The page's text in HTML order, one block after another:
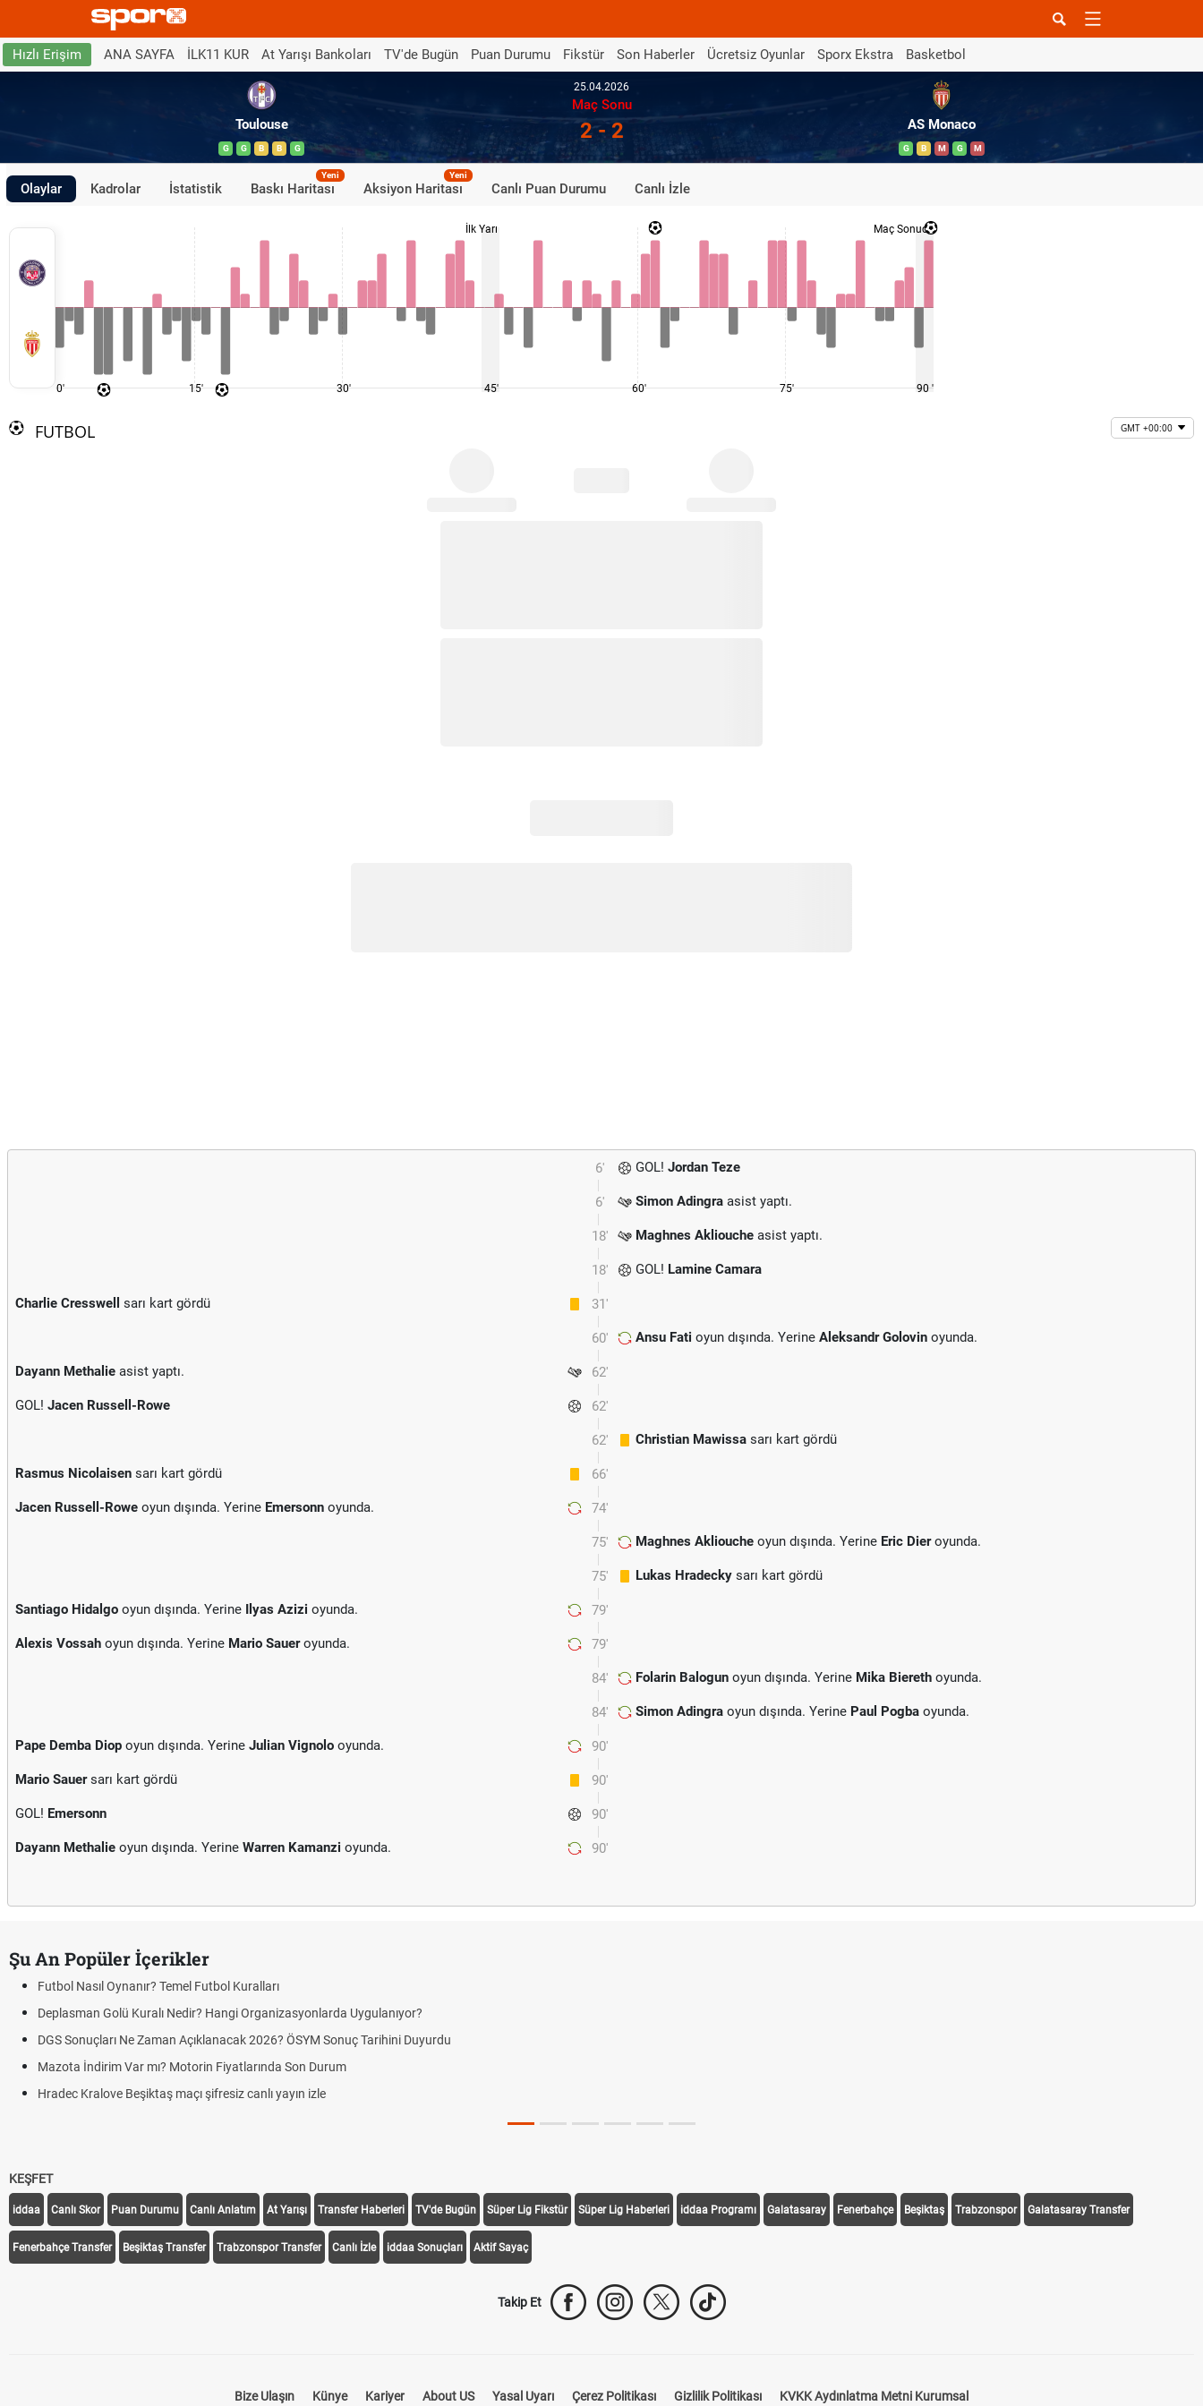
Hızlı Erişim ANA SAYFA İLK11 KUR At Yarışı Bankoları TV'de Bugün Puan Durumu Fikstür Son Haberler Ücretsiz Oyunlar Sporx Ekstra Basketbol
Toulouse
G G B B G
25.04.2026
Maç Sonu
2 - 2 AS Monaco
G B M G M
Olaylar Kadrolar İstatistik Baskı Haritası
Yeni
Aksiyon Haritası
Yeni
Canlı Puan Durumu Canlı İzle
0' 15' 30'
İlk Yarı
45' 60' 75'
Maç Sonucu
90 '
FUTBOL GMT +00:00
6' GOL! Jordan Teze
6' Simon Adingra asist yaptı.
18' Maghnes Akliouche asist yaptı.
18' GOL! Lamine Camara
31'
Charlie Cresswell sarı kart gördü
60' Ansu Fati oyun dışında. Yerine Aleksandr Golovin oyunda.
62'
Dayann Methalie asist yaptı.
62'
GOL! Jacen Russell-Rowe
62' Christian Mawissa sarı kart gördü
66'
Rasmus Nicolaisen sarı kart gördü
74'
Jacen Russell-Rowe oyun dışında. Yerine Emersonn oyunda.
75' Maghnes Akliouche oyun dışında. Yerine Eric Dieroyunda.
75' Lukas Hradecky sarı kart gördü
79'
Santiago Hidalgo oyun dışında. Yerine Ilyas Azizi oyunda.
79'
Alexis Vossah oyun dışında. Yerine Mario Saueroyunda.
84' Folarin Balogun oyun dışında. Yerine Mika Biereth oyunda.
84' Simon Adingra oyun dışında. Yerine Paul Pogba oyunda.
90'
Pape Demba Diop oyun dışında. Yerine Julian Vignolo oyunda.
90'
Mario Sauersarı kart gördü
90'
GOL! Emersonn
90'
Dayann Methalie oyun dışında. Yerine Warren Kamanzi oyunda.
Şu An Popüler İçerikler
Futbol Nasıl Oynanır? Temel Futbol Kuralları
Deplasman Golü Kuralı Nedir? Hangi Organizasyonlarda Uygulanıyor?
DGS Sonuçları Ne Zaman Açıklanacak 2026? ÖSYM Sonuç Tarihini Duyurdu
Mazota İndirim Var mı? Motorin Fiyatlarında Son Durum
Hradec Kralove Beşiktaş maçı şifresiz canlı yayın izle
KEŞFET
iddaa Canlı Skor Puan Durumu Canlı Anlatım At Yarışı Transfer Haberleri TV'de Bugün Süper Lig Fikstür Süper Lig Haberleri iddaa Programı Galatasaray Fenerbahçe Beşiktaş Trabzonspor Galatasaray Transfer
Fenerbahçe Transfer Beşiktaş Transfer Trabzonspor Transfer Canlı İzle iddaa Sonuçları Aktif Sayaç
Takip Et
Bize Ulaşın Künye Kariyer About US Yasal Uyarı Çerez Politikası Gizlilik Politikası KVKK Aydınlatma Metni Kurumsal